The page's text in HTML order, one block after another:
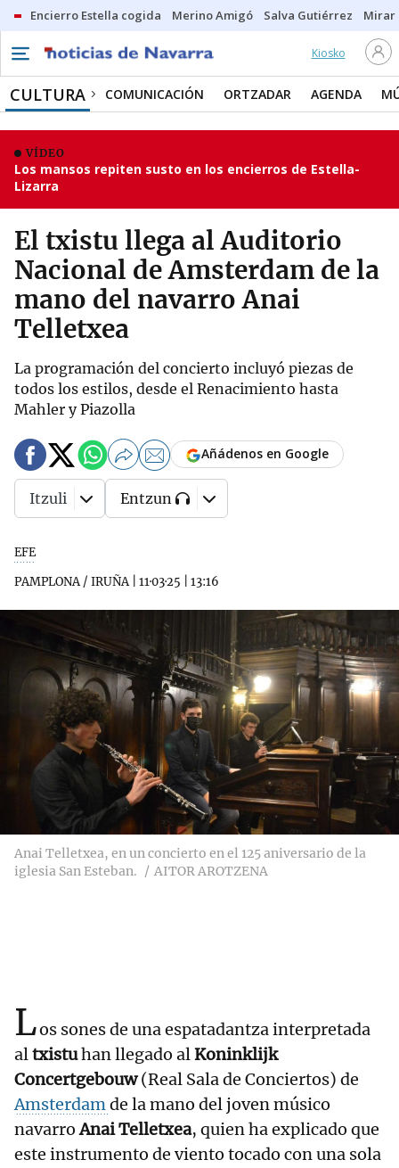
Encierro Estella cogida Merino Amigó Salva Gutiérrez Mirar
Kiosko
CULTURA COMUNICACIÓN ORTZADAR AGENDA
VÍDEO
Los mansos repiten susto en los encierros de Estella-
Lizarra
El txistu llega al Auditorio
Nacional de Amsterdam de la
mano del navarro Anai
Telletxea
La programación del concierto incluyó piezas de
todos los estilos, desde el Renacimiento hasta
Mahler y Piazolla
EFE
PAMPLONA / IRUÑA| 11·03·25 13:16
Añádenos en Google
Itzuli Entzun
Anai Telletxea, en un concierto en el 125 aniversario de la
iglesia San Esteban.
AITOR AROTZENA
Los sones de una espatadantza interpretada
altxistuhan llegado alKoninklijk
Concertgebouw(Real Sala de Conciertos) de
Amsterdamde la mano del joven músico
navarroAnai Telletxea, quien ha explicado que
este instrumento de viento tocado con una sola